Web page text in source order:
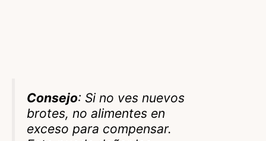
Consejo: Si no ves nuevos
brotes, no alimentes en
exceso para compensar.